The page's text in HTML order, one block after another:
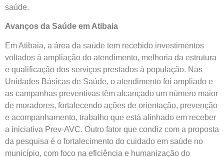
saúde.
Avanços da Saúde em Atibaia
Em Atibaia, a área da saúde tem recebido investimentos
voltados à ampliação do atendimento, melhoria da estrutura
e qualificação dos serviços prestados à população. Nas
Unidades Básicas de Saúde, o atendimento foi ampliado e
as campanhas preventivas têm alcançado um número maior
de moradores, fortalecendo ações de orientação, prevenção
e acompanhamento, trabalho que está alinhado em receber
a iniciativa Prev-AVC. Outro fator que condiz com a proposta
da pesquisa é o fortalecimento do cuidado em saúde no
município, com foco na eficiência e humanização do